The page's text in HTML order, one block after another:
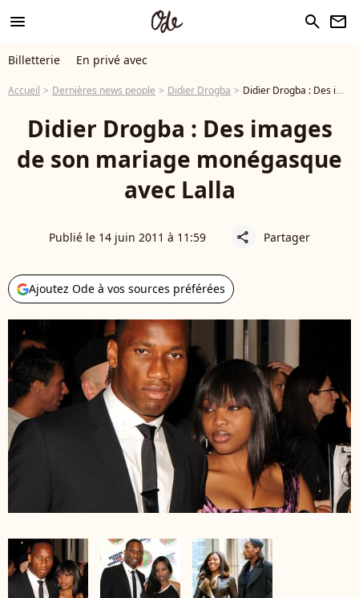
menu search newsletter
Billetterie En privé avec
Accueil Dernières news people Didier Drogba Didier Drogba : Des images de son mariage monégasque avec Lalla
Didier Drogba : Des images
de son mariage monégasque
avec Lalla
Publié le 14 juin 2011 à 11:59 share Partager
Ajoutez Ode à vos sources préférées